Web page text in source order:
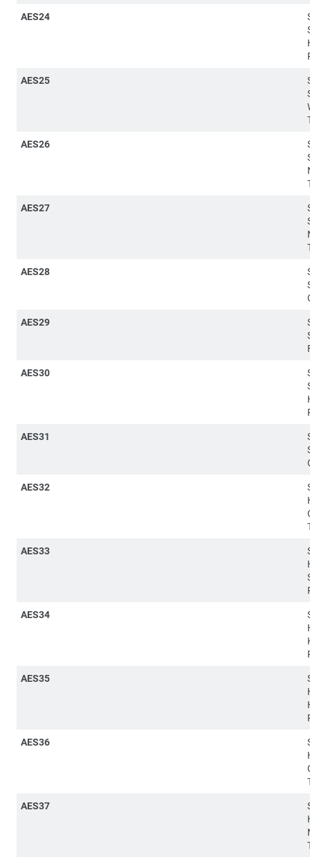
AES24
AES25
AES26
AES27
AES28
AES29
AES30
AES31
AES32
AES33
AES34
AES35
AES36
AES37